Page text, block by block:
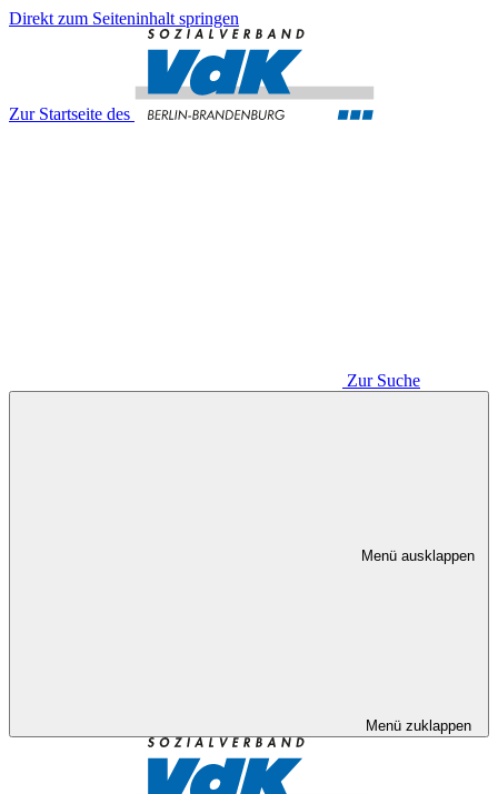
Direkt zum Seiteninhalt springen
Zur Startseite des
Zur Suche
Menü ausklappen
Menü zuklappen